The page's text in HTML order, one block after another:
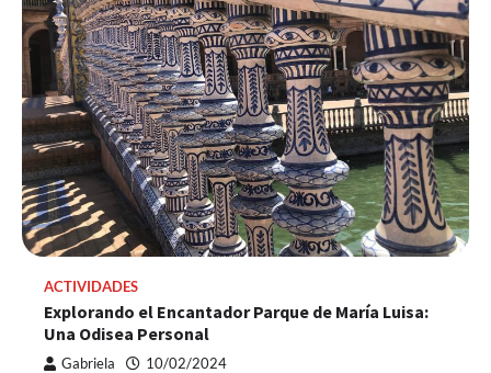
ACTIVIDADES
Explorando el Encantador Parque de María Luisa:
Una Odisea Personal
Gabriela 10/02/2024